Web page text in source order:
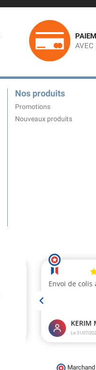
AVEC
Nos produits
Promotions
Nouveaux produits